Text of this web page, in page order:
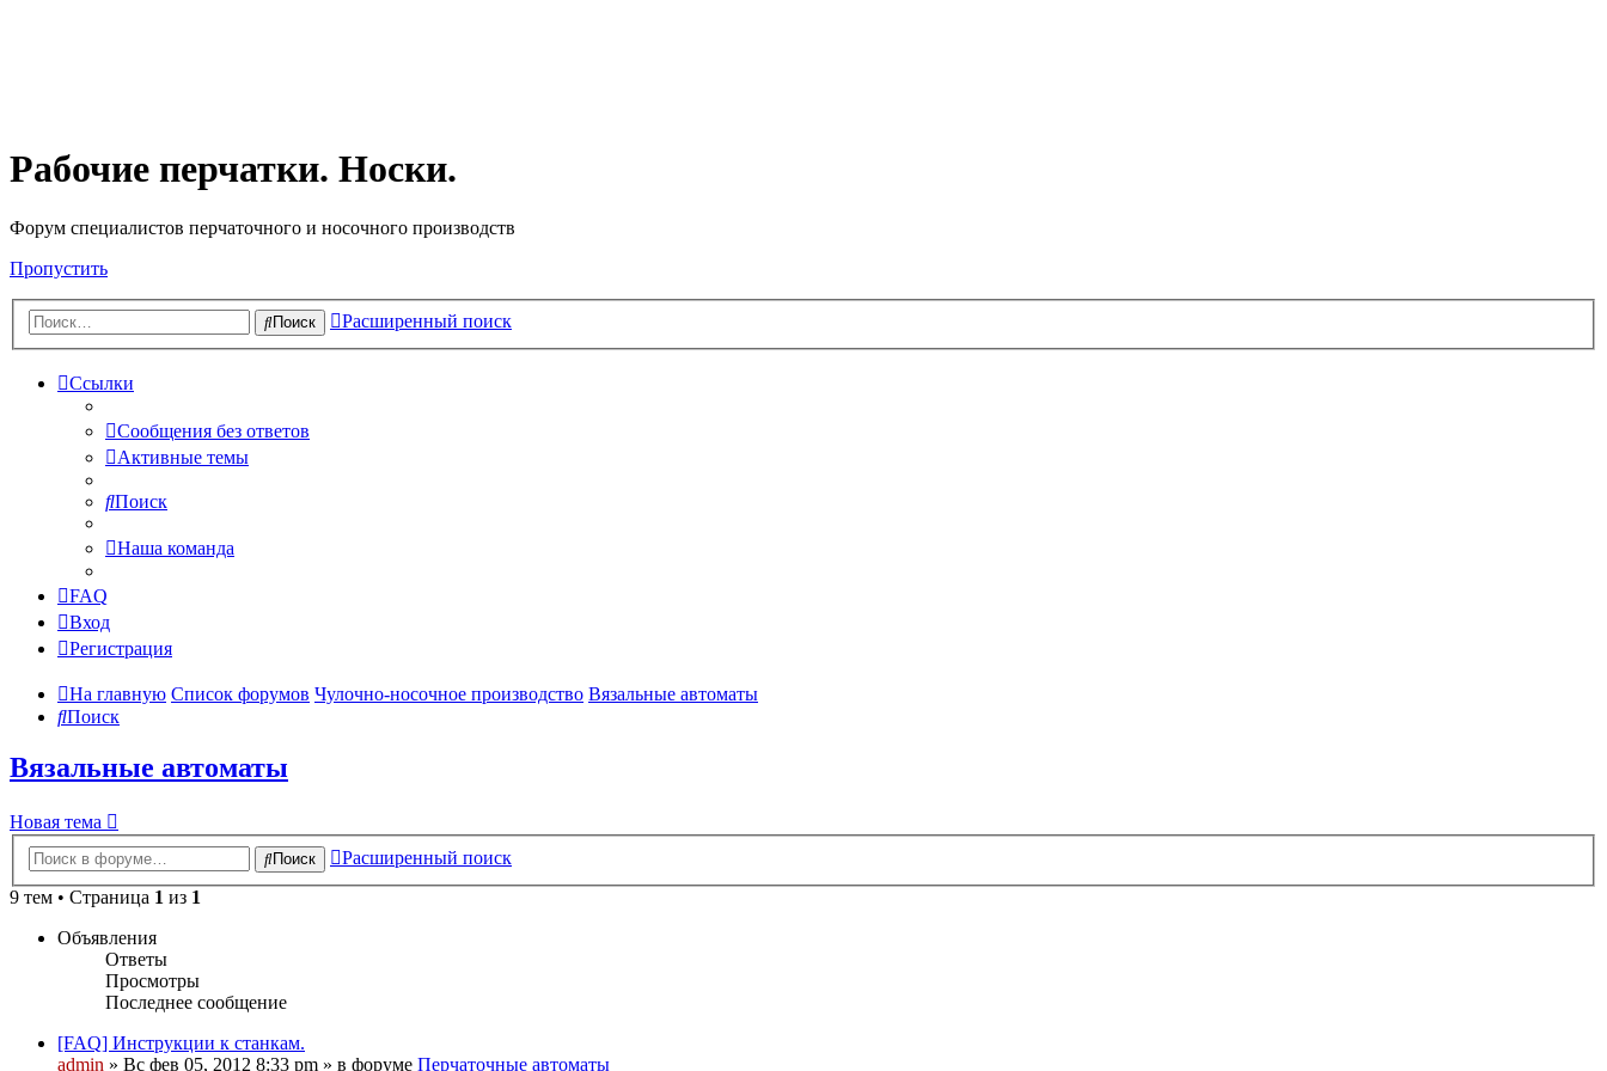
Рабочие перчатки. Носки.
Форум специалистов перчаточного и носочного производств
Пропустить
Поиск Расширенный поиск
Ссылки
Сообщения без ответов
Активные темы
Поиск
Наша команда
FAQ
Вход
Регистрация
На главную Список форумов Чулочно-носочное производство Вязальные автоматы
Поиск
Вязальные автоматы
Новая тема
Поиск
Расширенный поиск
9 тем • Страница 1 из 1
Объявления
Ответы
Просмотры
Последнее сообщение
[FAQ] Инструкции к станкам.
admin » Вс фев 05, 2012 8:33 pm » в форуме Перчаточные автоматы